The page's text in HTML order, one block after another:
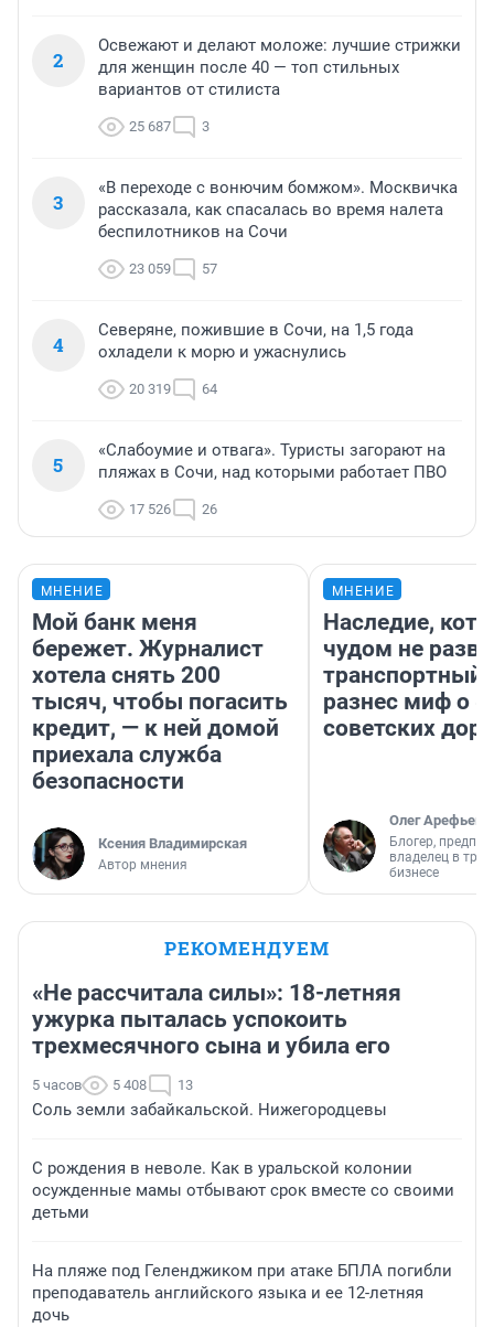
2
Освежают и делают моложе: лучшие стрижки
для женщин после 40 — топ стильных
вариантов от стилиста
25 687 3
3
«В переходе с вонючим бомжом». Москвичка
рассказала, как спасалась во время налета
беспилотников на Сочи
23 059 57
4
Северяне, пожившие в Сочи, на 1,5 года
охладели к морю и ужаснулись
20 319 64
5
«Слабоумие и отвага». Туристы загорают на
пляжах в Сочи, над которыми работает ПВО
17 526 26
МНЕНИЕ
Мой банк меня
бережет. Журналист
хотела снять 200
тысяч, чтобы погасить
кредит, — к ней домой
приехала служба
безопасности
Ксения Владимирская
Автор мнения
МНЕНИЕ
Наследие,
чудом не
транспортный
разнес миф о
советских
Олег Арефьев
Блогер,
владелец в
бизнесе
РЕКОМЕНДУЕМ
«Не рассчитала силы»: 18-летняя
ужурка пыталась успокоить
трехмесячного сына и убила его
5 часов 5 408 13
Соль земли забайкальской. Нижегородцевы
С рождения в неволе. Как в уральской колонии
осужденные мамы отбывают срок вместе со своими
детьми
На пляже под Геленджиком при атаке БПЛА погибли
преподаватель английского языка и ее 12-летняя
дочь